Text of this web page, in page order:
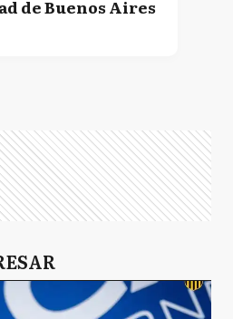
de Buenos Aires